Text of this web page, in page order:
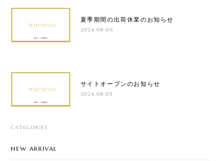
夏季期間の出荷休業のお知らせ
2024.08.06
サイトオープンのお知らせ
2024.08.05
CATEGORIES
NEW ARRIVAL